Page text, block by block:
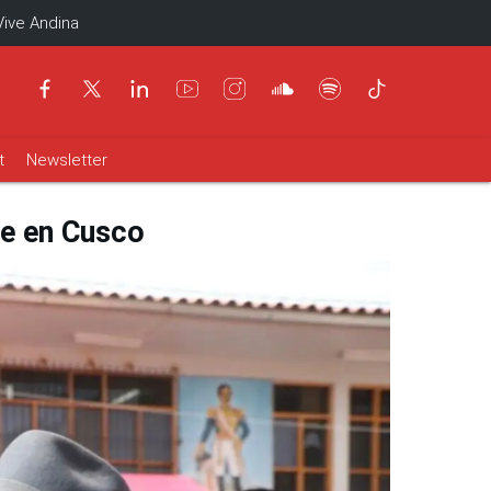
Andina
Newsletter
en Cusco